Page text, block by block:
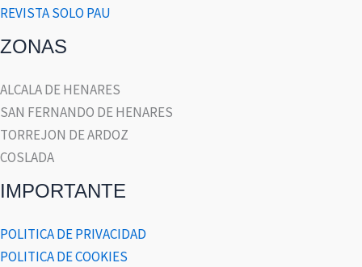
REVISTA SOLO PAU
ZONAS
ALCALA DE HENARES
SAN FERNANDO DE HENARES
TORREJON DE ARDOZ
COSLADA
IMPORTANTE
POLITICA DE PRIVACIDAD
POLITICA DE COOKIES